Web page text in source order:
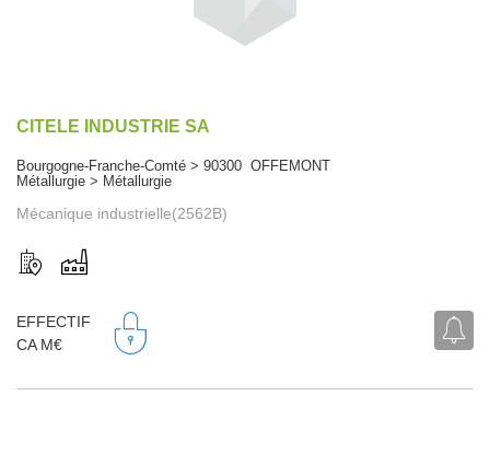
CITELE INDUSTRIE SA
Bourgogne-Franche-Comté > 90300 OFFEMONT
Métallurgie > Métallurgie
Mécanique industrielle(2562B)
EFFECTIF
CA M€